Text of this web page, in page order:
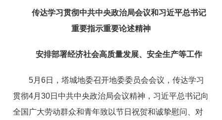
传达学习贯彻中共中央政治局会议和习近平总书记
重要指示重要论述精神
安排部署经济社会高质量发展、安全生产等工作
5月6日，塔城地委召开地委委员会会议，传达学习
贯彻4月30日中共中央政治局会议精神，习近平总书记向
全国广大劳动群众和青年致以节日祝贺和诚挚慰问、对